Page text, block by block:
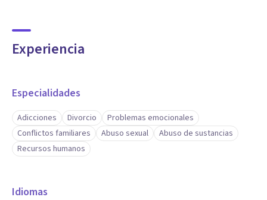
Experiencia
Especialidades
Adicciones Divorcio
Problemas emocionales
Conflictos familiares
Abuso sexual
Abuso de sustancias
Recursos humanos
Idiomas